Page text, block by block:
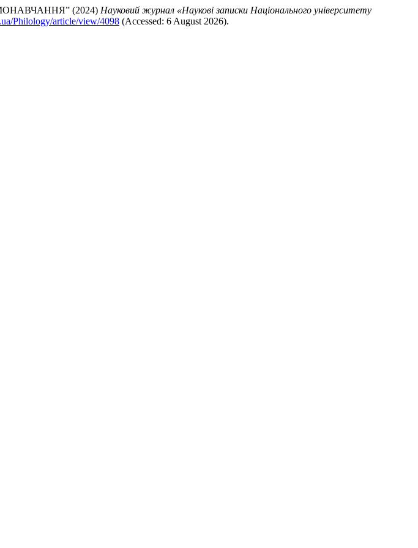
(2024) Науковий журнал «Наукові записки Національного університету
Philology/article/view/4098 (Accessed: 6 August 2026).